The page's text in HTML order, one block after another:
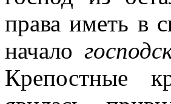
права иметь в
начало
Крепостные